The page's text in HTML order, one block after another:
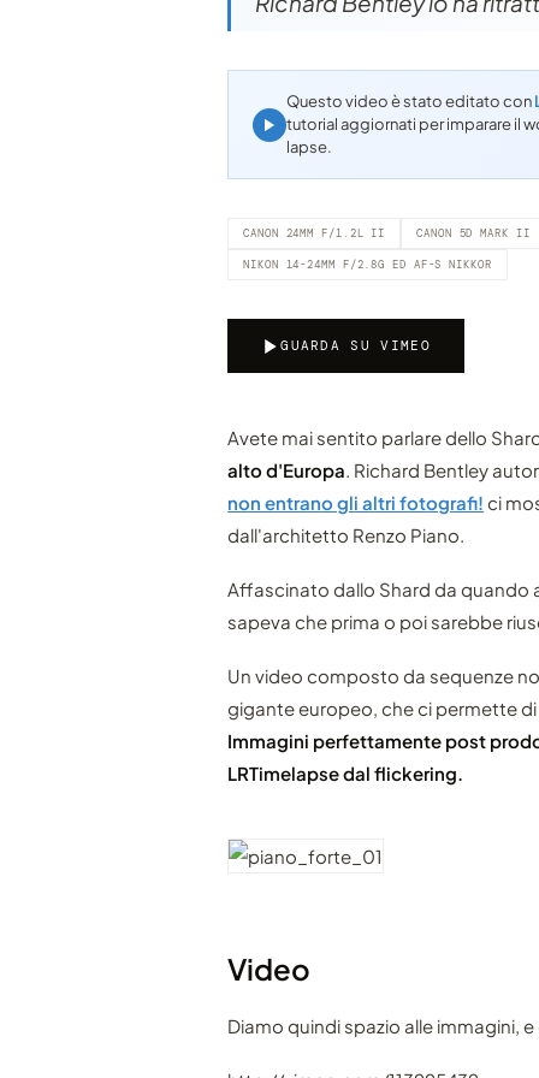
Questo video è stato editato con
tutorial aggiornati per imparare il
lapse.
CANON 24MM F/1.2L II CANON 5D MARK II
NIKON 14-24MM F/2.8G ED AF-S NIKKOR
GUARDA SU VIMEO
Avete mai sentito parlare dello
alto d'Europa. Richard Bentley
non entrano gli altri fotografi! ci
dall'architetto Renzo Piano.
Affascinato dallo Shard da quando
sapeva che prima o poi sarebbe
Un video composto da sequenze
gigante europeo, che ci permette
Immagini perfettamente post
LRTimelapse dal flickering.
Video
Diamo quindi spazio alle immagini,